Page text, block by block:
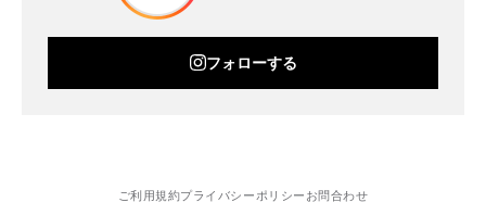
フォローする
ご利用規約プライバシーポリシー お問合わせ